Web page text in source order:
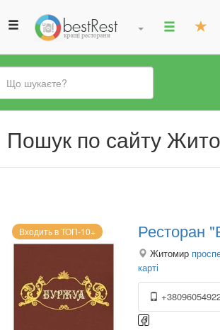
Ви
єПошук по сайту
Входить в ТОП-10+ Ресторан
Житомир
карті